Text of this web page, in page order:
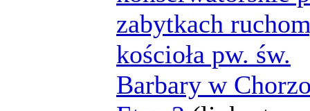
zabytkach
kościoła pw. św.
Barbary w